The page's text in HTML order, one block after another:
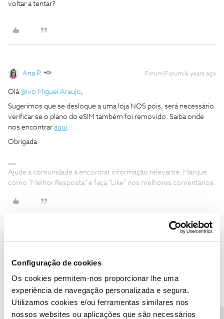
Configuração de cookies
Os cookies permitem-nos proporcionar lhe uma
experiência de navegação personalizada e segura.
Utilizamos cookies e/ou ferramentas similares nos
nossos websites ou aplicações que são necessários
voltar a tentar?
Ana P. Forum|Forum|6 years ago
Olá@Ivo Miguel Araujo,
Sugerimos que se desloque a uma loja NOS pois, será necessário
verificar se o plano do eSIM também foi removido. Saiba onde
nos encontrar aqui.
Obrigada
Ajude a comunidade a encontrar informação relevante. Marque
como "Melhor Resposta" e faça "Like" nos melhores comentários.
boa noite
tenho um cartao da NÓS e perdi o PIN, meu celular esta
solicitando esse codigo mas não consigo acessar a area do cliente
pois eles enviam uma mensagem por SMS mas como não tem